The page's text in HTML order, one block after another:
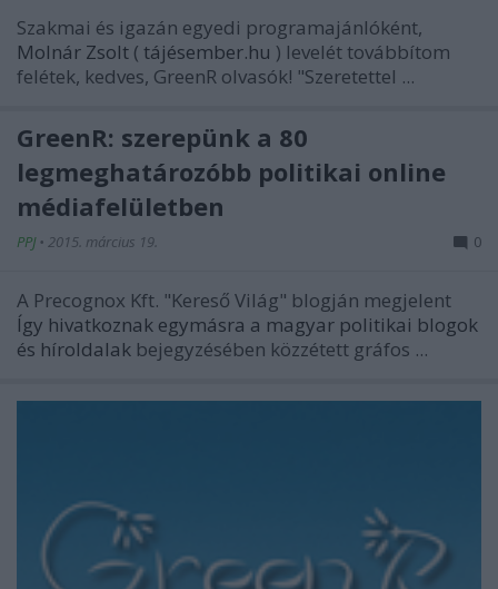
Szakmai és igazán egyedi programajánlóként,
Molnár Zsolt ( tájésember.hu ) levelét továbbítom
felétek, kedves, GreenR olvasók! "Szeretettel ...
GreenR: szerepünk a 80
legmeghatározóbb politikai online
médiafelületben
PPJ • 2015. március 19. 0
A Precognox Kft. "Kereső Világ" blogján megjelent
Így hivatkoznak egymásra a magyar politikai blogok
és híroldalak bejegyzésében közzétett gráfos ...